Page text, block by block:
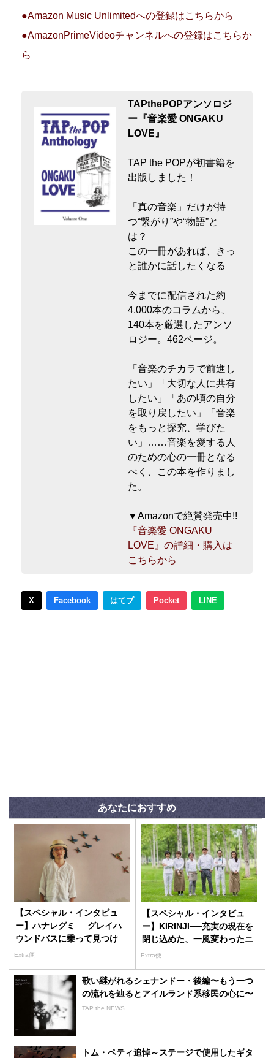
●Amazon Music Unlimitedへの登録はこちらから
●AmazonPrimeVideoチャンネルへの登録はこちらか
ら
TAPthePOPアンソロジ
ー『音楽愛 ONGAKU
LOVE』
TAP the POPが初書籍を
出版しました！
「真の音楽」だけが持
つ“繋がり”や“物語”と
は？
この一冊があれば、きっ
と誰かに話したくなる
今までに配信された約
4,000本のコラムから、
140本を厳選したアンソ
ロジー。462ページ。
「音楽のチカラで前進し
たい」「大切な人に共有
したい」「あの頃の自分
を取り戻したい」「音楽
をもっと探究、学びた
い」……音楽を愛する人
のための心の一冊となる
べく、この本を作りまし
た。
▼Amazonで絶賛発売中!!
『音楽愛 ONGAKU
LOVE』の詳細・購入は
こちらから
X Facebook はてブ Pocket LINE
あなたにおすすめ
【スペシャル・インタビュ
ー】ハナレグミ──グレイハ
ウンドバスに乗って見つけ
た、僕なりのブルース
Extra便
【スペシャル・インタビュ
ー】KIRINJI──充実の現在を
閉じ込めた、一風変わったニ
ュー・アルバム
Extra便
歌い継がれるシェナンドー・後編〜もう一つ
の流れを辿るとアイルランド系移民の心に〜
TAP the NEWS
トム・ペティ追悼～ステージで使用したギタ